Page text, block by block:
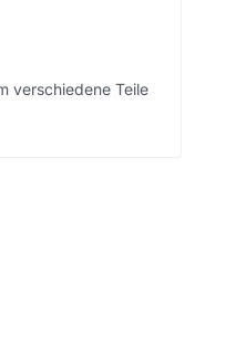
verschiedene Teile